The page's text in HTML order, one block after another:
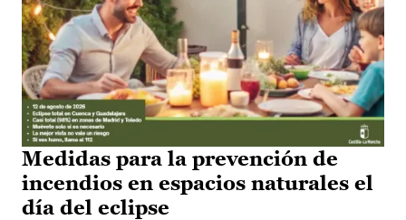
Medidas para la prevención de
incendios en espacios naturales el
día del eclipse